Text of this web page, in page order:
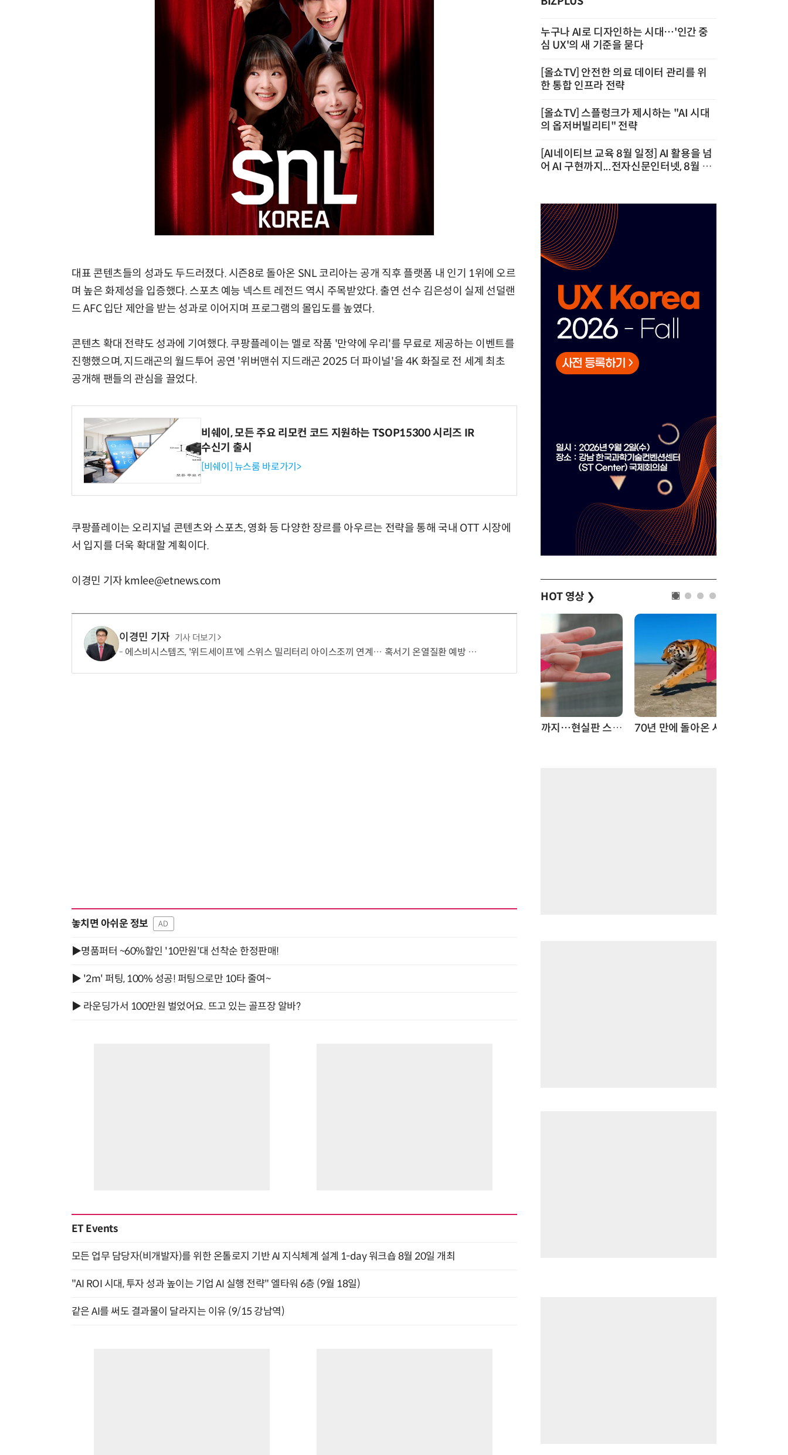
대표 콘텐츠들의 성과도 두드러졌다. 시즌8로 돌아온 SNL 코리아는 공개 직후 플랫폼 내 인기 1위에 오르
며 높은 화제성을 입증했다. 스포츠 예능 넥스트 레전드 역시 주목받았다. 출연 선수 김은성이 실제 선덜랜
드 AFC 입단 제안을 받는 성과로 이어지며 프로그램의 몰입도를 높였다.
콘텐츠 확대 전략도 성과에 기여했다. 쿠팡플레이는 멜로 작품 '만약에 우리'를 무료로 제공하는 이벤트를
진행했으며, 지드래곤의 월드투어 공연 '위버맨쉬 지드래곤 2025 더 파이널'을 4K 화질로 전 세계 최초
공개해 팬들의 관심을 끌었다.
비쉐이, 모든 주요 리모컨 코드 지원하는 TSOP15300 시리즈 IR
수신기 출시
[비쉐이] 뉴스룸 바로가기>
쿠팡플레이는 오리지널 콘텐츠와 스포츠, 영화 등 다양한 장르를 아우르는 전략을 통해 국내 OTT 시장에
서 입지를 더욱 확대할 계획이다.
이경민 기자 kmlee@etnews.com
이경민 기자 기사 더보기
에스비시스템즈, '위드세이프'에 스위스 밀리터리 아이스조끼 연계… 혹서기 온열질환 예방 강화
놓치면 아쉬운 정보 AD
▶명품퍼터 ~60%할인 '10만원'대 선착순 한정판매!
▶ '2m' 퍼팅, 100% 성공! 퍼팅으로만 10타 줄여~
▶ 라운딩가서 100만원 벌었어요. 뜨고 있는 골프장 알바?
ET Events
모든 업무 담당자(비개발자)를 위한 온톨로지 기반 AI 지식체계 설계 1-day 워크숍 8월 20일 개최
"AI ROI 시대, 투자 성과 높이는 기업 AI 실행 전략" 엘타워 6층 (9월 18일)
같은 AI를 써도 결과물이 달라지는 이유 (9/15 강남역)
누구나 AI로 디자인하는 시대…'인간 중
심 UX'의 새 기준을 묻다
[올쇼TV] 안전한 의료 데이터 관리를 위
한 통합 인프라 전략
[올쇼TV] 스플렁크가 제시하는 "AI 시대
의 옵저버빌리티" 전략
[AI네이티브 교육 8월 일정] AI 활용을 넘
어 AI 구현까지...전자신문인터넷, 8월 실
HOT 영상 ❯
70년 만에 돌아온 시베리아호랑이…카자흐스탄 야생에 풀렸다